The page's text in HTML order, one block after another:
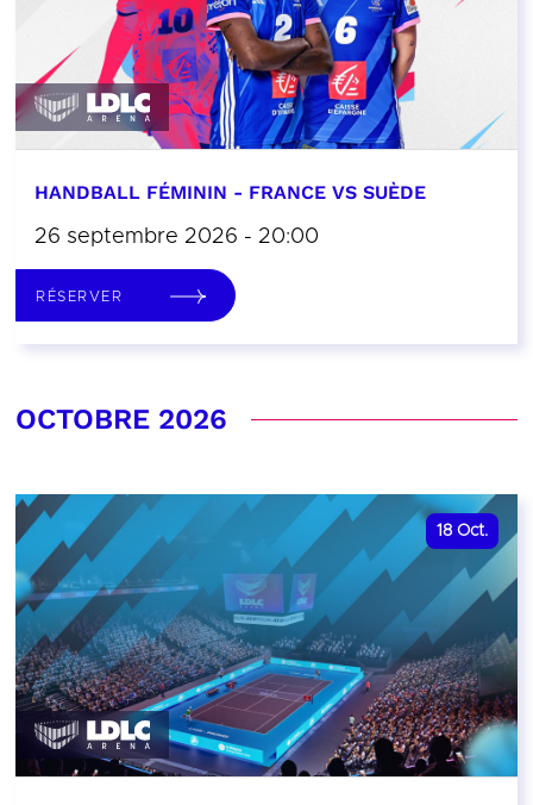
HANDBALL FÉMININ - FRANCE VS SUÈDE
26 septembre 2026 - 20:00
RÉSERVER
OCTOBRE 2026
18 Oct.